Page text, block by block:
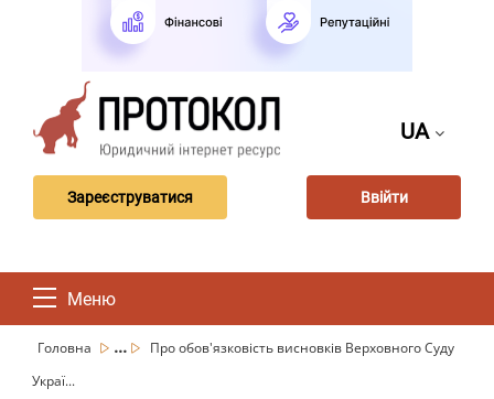
UA
Зареєструватися Ввійти
Меню
Головна ...
Про обов'язковість висновків Верховного Суду
Украї...